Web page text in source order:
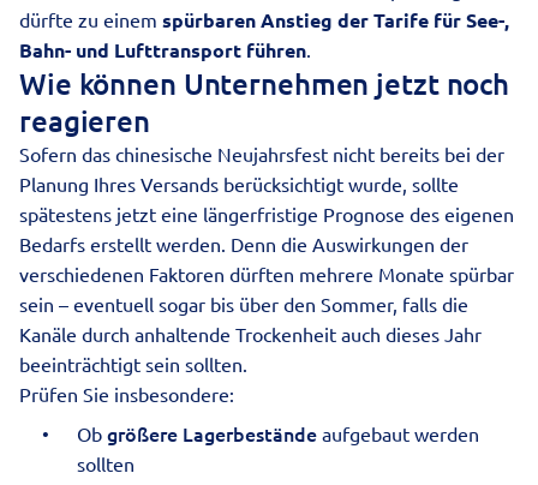
dürfte zu einem spürbaren Anstieg der Tarife für See-,
Bahn- und Lufttransport führen.
Wie können Unternehmen jetzt noch
reagieren
Sofern das chinesische Neujahrsfest nicht bereits bei der
Planung Ihres Versands berücksichtigt wurde, sollte
spätestens jetzt eine längerfristige Prognose des eigenen
Bedarfs erstellt werden. Denn die Auswirkungen der
verschiedenen Faktoren dürften mehrere Monate spürbar
sein – eventuell sogar bis über den Sommer, falls die
Kanäle durch anhaltende Trockenheit auch dieses Jahr
beeinträchtigt sein sollten.
Prüfen Sie insbesondere:
Ob größere Lagerbestände aufgebaut werden
sollten